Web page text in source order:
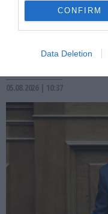
CONFIRM
Data Deletion
Σ.Βολουδάκη:
να αποφασίζει
πολιτική»
05.08.2026 | 10:37